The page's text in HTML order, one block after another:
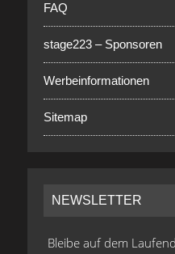
FAQ
stage223 – Sponsoren
Werbeinformationen
Sitemap
NEWSLETTER
Bleibe auf dem